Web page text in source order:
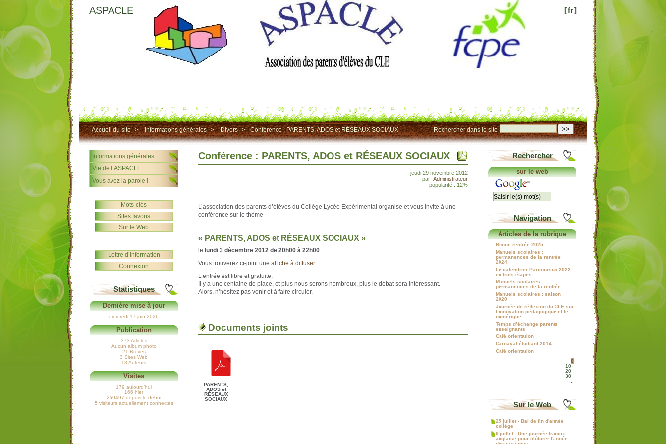
[fr]
ASPACLE
>>
Rechercher dans le site
Accueil du site > Informations générales > Divers > Conférence : PARENTS, ADOS et RÉSEAUX SOCIAUX
Conférence : PARENTS, ADOS et RÉSEAUX SOCIAUX
jeudi 29 novembre 2012
par Administrateur
popularité : 12%
L’association des parents d’élèves du Collège Lycée Expérimental organise et vous invite à une
conférence sur le thème
« PARENTS, ADOS et RÉSEAUX SOCIAUX »
le lundi 3 décembre 2012 de 20h00 à 22h00.
Vous trouverez ci-joint une affiche à diffuser.
L’entrée est libre et gratuite.
Il y a une centaine de place, et plus nous serons nombreux, plus le débat sera intéressant.
Alors, n’hésitez pas venir et à faire circuler.
Documents joints
PARENTS,
ADOS et
RÉSEAUX
SOCIAUX
Informations générales
Vie de l’ASPACLE
Vous avez la parole !
Mots-clés
Sites favoris
Sur le Web
Lettre d’information
Connexion
Statistiques
Dernière mise à jour
mercredi 17 juin 2026
Publication
373 Articles
Aucun album photo
21 Brèves
3 Sites Web
13 Auteurs
Visites
179 aujourd’hui
166 hier
259497 depuis le début
5 visiteurs actuellement connectés
Rechercher
sur le web
Navigation
Articles de la rubrique
Bonne rentrée 2025
Manuels scolaires :
permanences de la rentrée
2024
Le calendrier Parcoursup 2022
en trois étapes
Manuels scolaires :
permanences de la rentrée
Manuels scolaires : saison
2020
Journée de réflexion du CLE sur
l’innovation pédagogique et le
numérique
Temps d’échange parents
enseignants
Café orientation
Carnaval étudiant 2014
Café orientation
0
10
20
30
Sur le Web
25 juillet - Bal de fin d'année
collège
9 juillet - Une journée franco-
anglaise pour clôturer l'année